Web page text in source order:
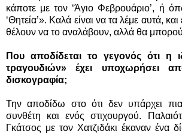
κάποτε με τον ‘Άγιο Φεβρουάριο’, ή
‘Θητεία’». Καλά είναι να τα λέμε αυτά,
θέλουν να το αναλάβουν, αλλά θα
Που αποδίδεται το γεγονός ότι η
τραγουδιών» έχει υποχωρήσει
δισκογραφία;
Την αποδίδω στο ότι δεν υπάρχει
συνθέτη και ενός στιχουργού.
Γκάτσος με τον Χατζιδάκι έκαναν ένα